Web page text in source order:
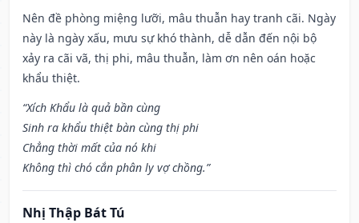
Nên đề phòng miệng lưỡi, mâu thuẫn hay tranh cãi. Ngày
này là ngày xấu, mưu sự khó thành, dễ dẫn đến nội bộ
xảy ra cãi vã, thị phi, mâu thuẫn, làm ơn nên oán hoặc
khẩu thiệt.
“Xích Khẩu là quả bần cùng
Sinh ra khẩu thiệt bàn cùng thị phi
Chẳng thời mất của nó khi
Không thì chó cắn phân ly vợ chồng.”
Nhị Thập Bát Tú